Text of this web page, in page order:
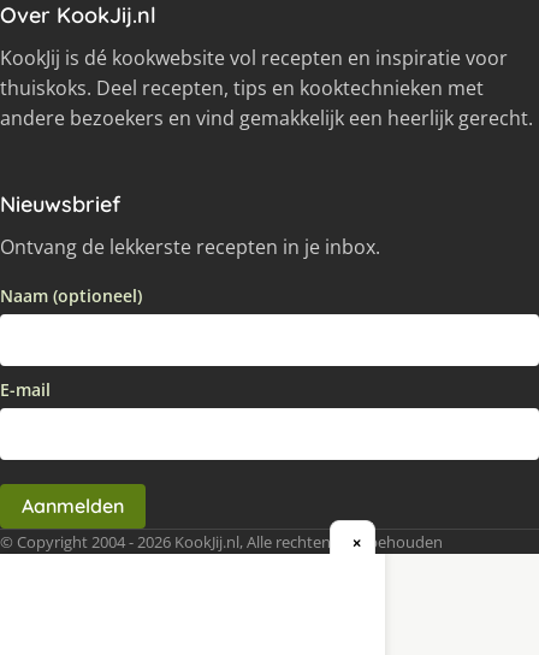
Over KookJij.nl
KookJij is dé kookwebsite vol recepten en inspiratie voor
thuiskoks. Deel recepten, tips en kooktechnieken met
andere bezoekers en vind gemakkelijk een heerlijk gerecht.
Nieuwsbrief
Ontvang de lekkerste recepten in je inbox.
Naam (optioneel)
E-mail
Aanmelden
© Copyright 2004 - 2026 KookJij.nl, Alle rechten voorbehouden
×